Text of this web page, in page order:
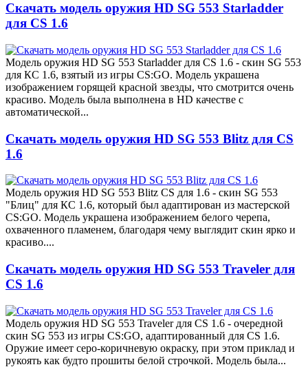
Скачать модель оружия HD SG 553 Starladder
для CS 1.6
Модель оружия HD SG 553 Starladder для CS 1.6 - скин SG 553
для КС 1.6, взятый из игры CS:GO. Модель украшена
изображением горящей красной звезды, что смотрится очень
красиво. Модель была выполнена в HD качестве с
автоматической...
Скачать модель оружия HD SG 553 Blitz для CS
1.6
Модель оружия HD SG 553 Blitz CS для 1.6 - скин SG 553
"Блиц" для КС 1.6, который был адаптирован из мастерской
CS:GO. Модель украшена изображением белого черепа,
охваченного пламенем, благодаря чему выглядит скин ярко и
красиво....
Скачать модель оружия HD SG 553 Traveler для
CS 1.6
Модель оружия HD SG 553 Traveler для CS 1.6 - очередной
скин SG 553 из игры CS:GO, адаптированный для CS 1.6.
Оружие имеет серо-коричневую окраску, при этом приклад и
рукоять как будто прошиты белой строчкой. Модель была...